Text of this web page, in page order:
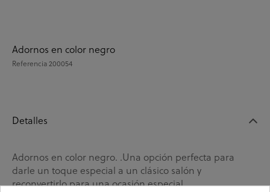
Adornos en color negro
Referencia200054
Detalles
Adornos en color negro. .Una opción perfecta para
darle un toque especial a un clásico salón y
reconvertirlo para una ocasión especial.